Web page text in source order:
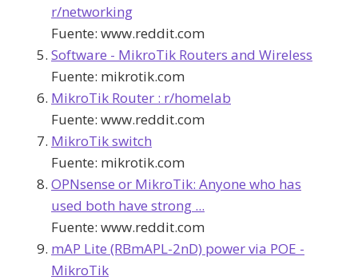
r/networking
Fuente: www.reddit.com
Software - MikroTik Routers and Wireless
Fuente: mikrotik.com
MikroTik Router : r/homelab
Fuente: www.reddit.com
MikroTik switch
Fuente: mikrotik.com
OPNsense or MikroTik: Anyone who has
used both have strong ...
Fuente: www.reddit.com
mAP Lite (RBmAPL-2nD) power via POE -
MikroTik